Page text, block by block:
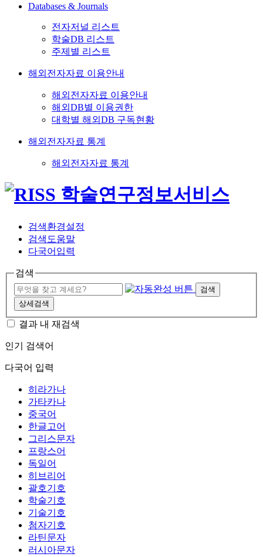
Databases & Journals
전자저널 리스트
학술DB 리스트
주제별 리스트
해외전자자료 이용안내
해외전자자료 이용안내
해외DB별 이용권한
대학별 해외DB 구독현황
해외전자자료 통계
해외전자자료 통계
검색환경설정
검색도움말
다국어입력
검색
검색
상세검색
결과 내 재검색
인기 검색어
다국어 입력
히라가나
가타카나
중국어
한글고어
그리스문자
프랑스어
독일어
히브리어
괄호기호
학술기호
기술기호
첨자기호
라틴문자
러시아문자